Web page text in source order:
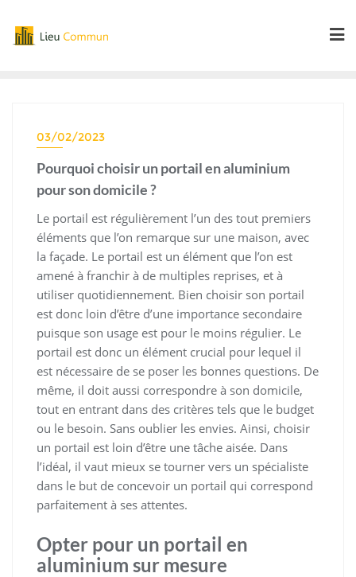
content
03/02/2023
Pourquoi choisir un portail en aluminium
pour son domicile ?
Le portail est régulièrement l’un des tout premiers
éléments que l’on remarque sur une maison, avec
la façade. Le portail est un élément que l’on est
amené à franchir à de multiples reprises, et à
utiliser quotidiennement. Bien choisir son portail
est donc loin d’être d’une importance secondaire
puisque son usage est pour le moins régulier. Le
portail est donc un élément crucial pour lequel il
est nécessaire de se poser les bonnes questions. De
même, il doit aussi correspondre à son domicile,
tout en entrant dans des critères tels que le budget
ou le besoin. Sans oublier les envies. Ainsi, choisir
un portail est loin d’être une tâche aisée. Dans
l’idéal, il vaut mieux se tourner vers un spécialiste
dans le but de concevoir un portail qui correspond
parfaitement à ses attentes.
Opter pour un portail en
aluminium sur mesure